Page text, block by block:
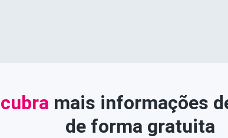
mais informações
de forma gratuita